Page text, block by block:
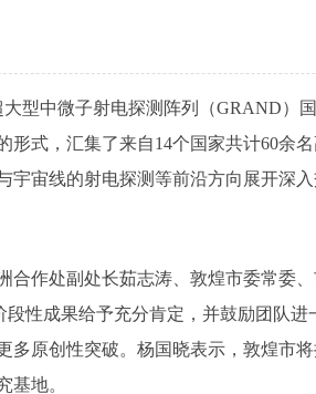
型中微子射电探测阵列（GRAND）
形式，汇集了来自14个国家共计60余
宇宙线的射电探测等前沿方向展开深
合作处副处长茹志涛、敦煌市委常委
性成果给予充分肯定，并鼓励团队
多原创性突破。杨国晓表示，敦煌市
基地。